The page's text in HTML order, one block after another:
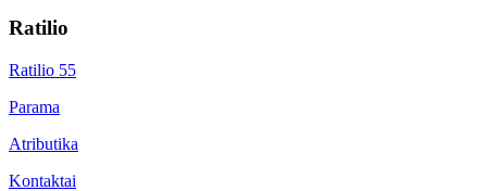
Ratilio
Ratilio 55
Parama
Atributika
Kontaktai